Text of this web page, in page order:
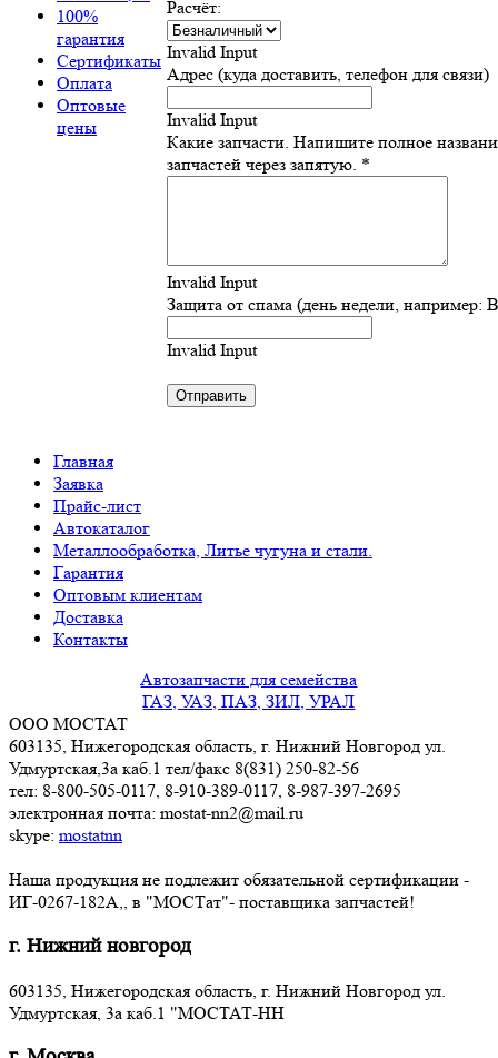
100%
гарантия
Сертификаты
Оплата
Оптовые
цены
Расчёт:
Invalid Input
Адрес (куда доставить, телефон для связи)
Invalid Input
Какие запчасти. Напишите полное
запчастей через запятую. *
Invalid Input
Защита от спама (день недели, например:
Invalid Input
Главная
Заявка
Прайс-лист
Автокаталог
Металлообработка, Литье чугуна и стали.
Гарантия
Оптовым клиентам
Доставка
Контакты
Автозапчасти для семейства
ГАЗ, УАЗ, ПАЗ, ЗИЛ, УРАЛ
ООО МОСТАТ
603135, Нижегородская область, г. Нижний Новгород ул.
Удмуртская,3a каб.1 тел/факс 8(831) 250-82-56
тел: 8-800-505-0117, 8-910-389-0117, 8-987-397-2695
электронная почта: mostat-nn2@mail.ru
skype: mostatnn
Наша продукция не подлежит обязательной сертификации -
ИГ-0267-182А,, в "МОСТат"- поставщика запчастей!
г. Нижний новгород
603135, Нижегородская область, г. Нижний Новгород ул.
Удмуртская, 3a каб.1 "МОСТАТ-НН